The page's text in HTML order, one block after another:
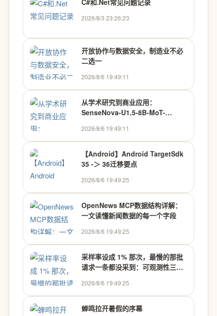
C#和.Net常见问题记录
2026/8/3 23:26:23
开放协作与数据安全，制造业不必
二选一
2026/8/6 19:49:11
从学术研究到商业应用：
SenseNova-U1.5-8B-MoT-
2026/8/6 19:49:11
【Android】Android TargetSdk
35 -＞ 36迁移要点
2026/8/6 19:49:25
OpenNews MCP数据结构详解：
一文读懂新闻数据的每一个字段
2026/8/6 19:49:25
采样率设成 1% 那次，最慢的那批
请求一条都没采到：可观测性三支
2026/8/6 19:49:25
蝉鸣拉开暑假的序幕